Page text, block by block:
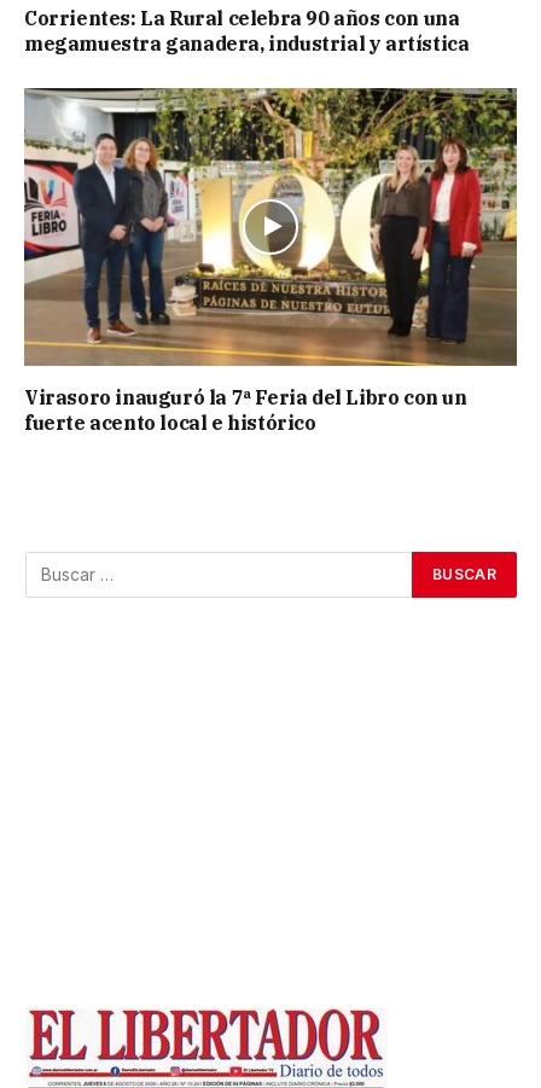
Corrientes: La Rural celebra 90 años con una
megamuestra ganadera, industrial y artística
Virasoro inauguró la 7ª Feria del Libro con un
fuerte acento local e histórico